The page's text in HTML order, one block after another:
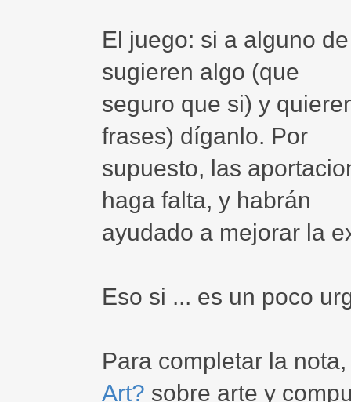
El juego: si a alguno
sugieren algo (que
seguro que si) y
frases) díganlo. Por
supuesto, las
haga falta, y habrán
ayudado a mejorar la
Eso si ... es un poco
Para completar la
Art? sobre arte y